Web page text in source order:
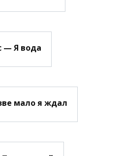
— Я вода
мало я ждал